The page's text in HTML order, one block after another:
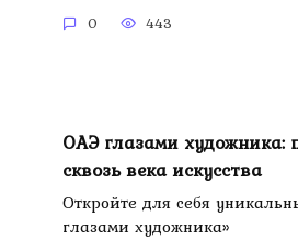
0 443
ОАЭ глазами художника:
сквозь века искусства
Откройте для себя
глазами художника»